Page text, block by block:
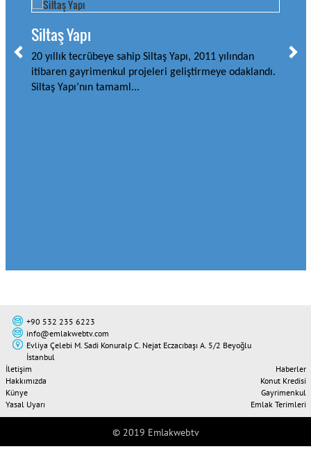
Siltaş Yapı
20 yıllık tecrübeye sahip Siltaş Yapı, 2011 yılından
itibaren gayrimenkul projeleri geliştirmeye odaklandı.
Siltaş Yapı’nın tamaml...
+90 532 235 6223
info@emlakwebtv.com
Evliya Çelebi M. Sadi Konuralp C. Nejat Eczacıbaşı A. 5/2 Beyoğlu
İstanbul
İletişim
Hakkımızda
Künye
Yasal Uyarı
Haberler
Konut Kredisi
Gayrimenkul
Emlak Terimleri
© 2019 Emlakwebtv